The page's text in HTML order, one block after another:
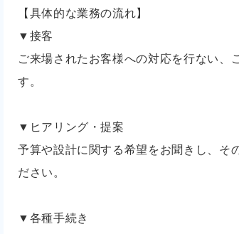
【具体的な業務の流れ】
▼接客
ご来場されたお客様への対応を行ない、
す。
▼ヒアリング・提案
予算や設計に関する希望をお聞きし、そ
ださい。
▼各種手続き